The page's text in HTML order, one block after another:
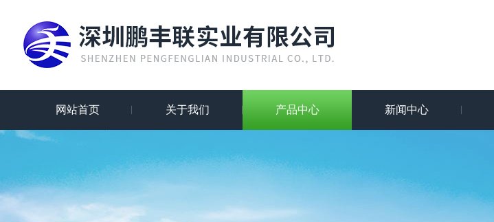
网站首页 关于我们 产品中心 新闻中心